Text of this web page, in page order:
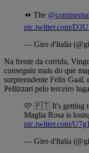
⏪ The
pic.twitter.com/
— Giro d'Italia
Na frente da corrida,
conseguiu mais do que
surpreendente Felix Gaal,
Pellizzari pelo terceiro
🩷 🇵🇹 It's getting
Maglia Rosa is
pic.twitter.com/
— Giro d'Italia